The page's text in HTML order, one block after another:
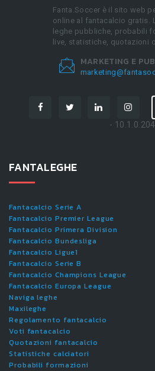
Fanta.Soccer è il sito web
online al fantacalcio gratis.
leghe pubbliche, probabili
live, statistiche, quotazioni
MARKETING E
- 10.1.0.204
FANTALEGHE
Fantacalcio Serie A
Fantacalcio Premier League
Fantacalcio Primera Division
Fantacalcio Bundesliga
Fantacalcio Ligue1
Fantacalcio Serie B
Fantacalcio Champions League
Fantacalcio Europa League
Naviga leghe
Maxileghe
Regolamento fantacalcio
Voti fantacalcio
Quotazioni fantacalcio
Statistiche calciatori
Probabili formazioni